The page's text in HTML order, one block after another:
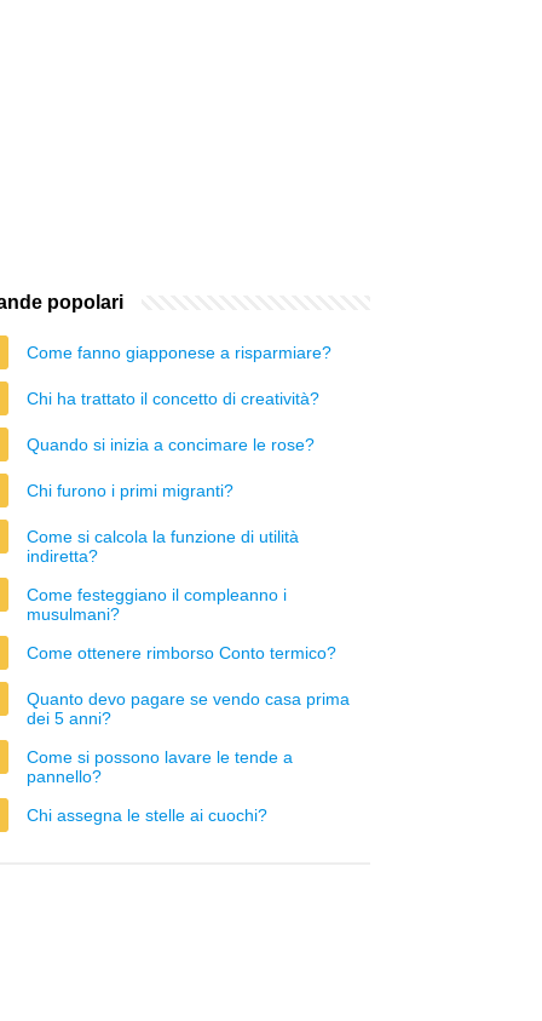
popolari
Come fanno giapponese a risparmiare?
Chi ha trattato il concetto di creatività?
Quando si inizia a concimare le rose?
Chi furono i primi migranti?
Come si calcola la funzione di utilità
indiretta?
Come festeggiano il compleanno i
musulmani?
Come ottenere rimborso Conto termico?
Quanto devo pagare se vendo casa prima
dei 5 anni?
Come si possono lavare le tende a
pannello?
Chi assegna le stelle ai cuochi?